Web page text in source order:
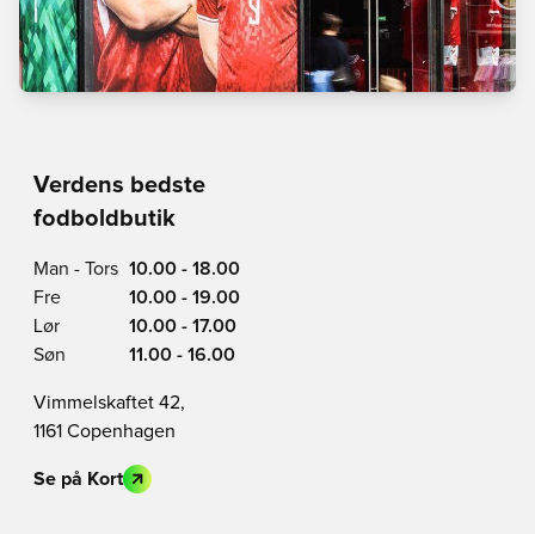
Verdens bedste
fodboldbutik
Man - Tors 10.00 - 18.00
Fre
10.00 - 19.00
Lør
10.00 - 17.00
Søn
11.00 - 16.00
Vimmelskaftet 42,
1161 Copenhagen
Se på Kort